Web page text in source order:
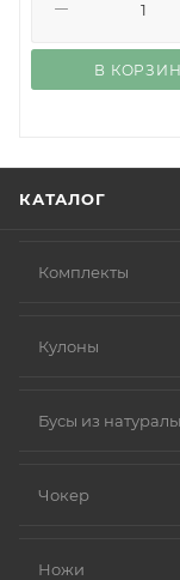
В
КАТАЛОГ
Комплекты
Кулоны
Бусы из
Чокер
Ножи